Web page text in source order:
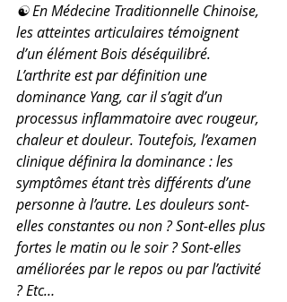
☯️ En Médecine Traditionnelle Chinoise,
les atteintes articulaires témoignent
d’un élément Bois déséquilibré.
L’arthrite est par définition une
dominance Yang, car il s’agit d’un
processus inflammatoire avec rougeur,
chaleur et douleur. Toutefois, l’examen
clinique définira la dominance : les
symptômes étant très différents d’une
personne à l’autre. Les douleurs sont-
elles constantes ou non ? Sont-elles plus
fortes le matin ou le soir ? Sont-elles
améliorées par le repos ou par l’activité
? Etc…